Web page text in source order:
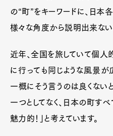
の“町”をキーワードに、日
様々な角度から説明出来ない
近年、全国を旅していて個人
に行っても同じような風景が
一概にそう言うのは良くない
一つとしてなく、日本の町す
魅力的！」と考えています。